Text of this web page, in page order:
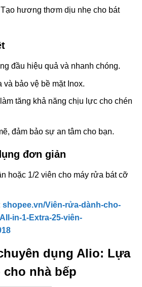
hương thơm dịu nhẹ cho bát
đầu hiệu quả và nhanh chóng.
và bảo vệ bề mặt Inox.
tăng khả năng chịu lực cho chén
đảm bảo sự an tâm cho bạn.
đơn giản
hoặc 1/2 viên cho máy rửa bát cỡ
shopee.vn/Viên-rửa-dành-cho-
in-1-Extra-25-viên-
dụng Alio: Lựa
cho nhà bếp